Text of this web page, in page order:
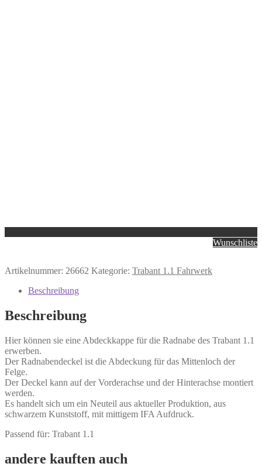
Wunschliste
Artikelnummer: 26662 Kategorie: Trabant 1.1 Fahrwerk
Beschreibung
Beschreibung
Hier können sie eine Abdeckkappe für die Radnabe des Trabant 1.1
erwerben.
Der Radnabendeckel ist die Abdeckung für das Mittenloch der
Felge.
Der Deckel kann auf der Vorderachse und der Hinterachse montiert
werden.
Es handelt sich um ein Neuteil aus aktueller Produktion, aus
schwarzem Kunststoff, mit mittigem IFA Aufdruck.
Passend für: Trabant 1.1
andere kauften auch